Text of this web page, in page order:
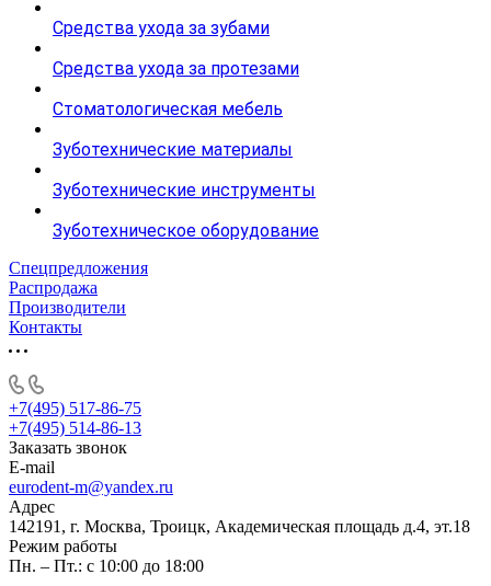
Средства ухода за зубами
Средства ухода за протезами
Стоматологическая мебель
Зуботехнические материалы
Зуботехнические инструменты
Зуботехническое оборудование
Спецпредложения
Распродажа
Производители
Контакты
+7(495) 517-86-75
+7(495) 514-86-13
Заказать звонок
E-mail
eurodent-m@yandex.ru
Адрес
142191, г. Москва, Троицк, Академическая площадь д.4, эт.18
Режим работы
Пн. – Пт.: с 10:00 до 18:00